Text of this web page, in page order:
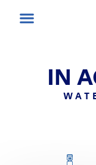
IN